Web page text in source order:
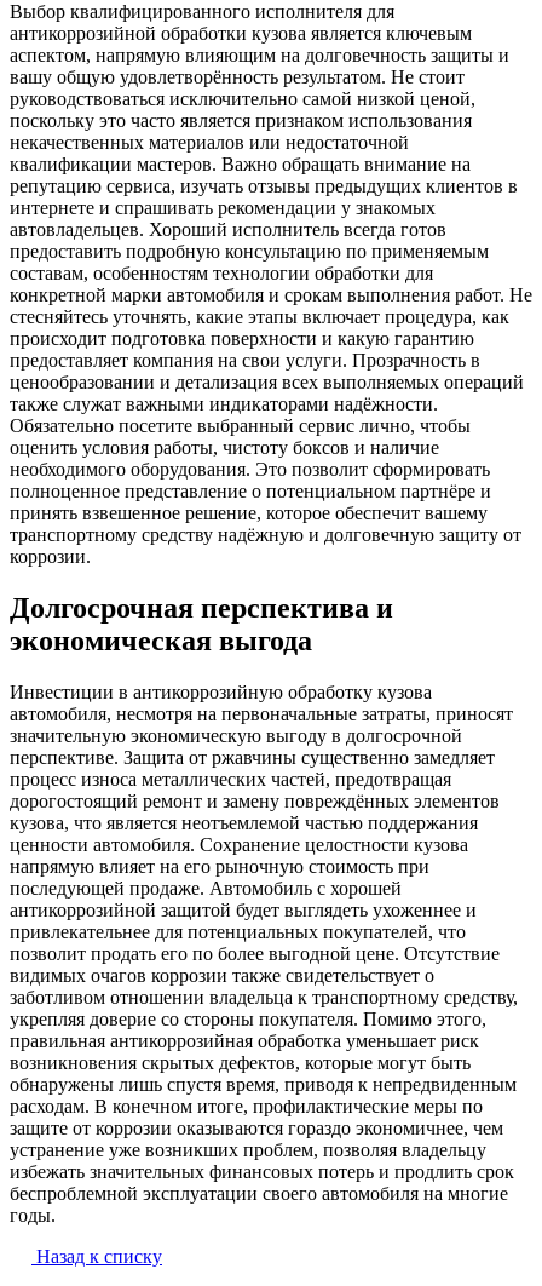
Выбор квалифицированного исполнителя для
антикоррозийной обработки кузова является ключевым
аспектом, напрямую влияющим на долговечность защиты и
вашу общую удовлетворённость результатом. Не стоит
руководствоваться исключительно самой низкой ценой,
поскольку это часто является признаком использования
некачественных материалов или недостаточной
квалификации мастеров. Важно обращать внимание на
репутацию сервиса, изучать отзывы предыдущих клиентов в
интернете и спрашивать рекомендации у знакомых
автовладельцев. Хороший исполнитель всегда готов
предоставить подробную консультацию по применяемым
составам, особенностям технологии обработки для
конкретной марки автомобиля и срокам выполнения работ. Не
стесняйтесь уточнять, какие этапы включает процедура, как
происходит подготовка поверхности и какую гарантию
предоставляет компания на свои услуги. Прозрачность в
ценообразовании и детализация всех выполняемых операций
также служат важными индикаторами надёжности.
Обязательно посетите выбранный сервис лично, чтобы
оценить условия работы, чистоту боксов и наличие
необходимого оборудования. Это позволит сформировать
полноценное представление о потенциальном партнёре и
принять взвешенное решение, которое обеспечит вашему
транспортному средству надёжную и долговечную защиту от
коррозии.
Долгосрочная перспектива и
экономическая выгода
Инвестиции в антикоррозийную обработку кузова
автомобиля, несмотря на первоначальные затраты, приносят
значительную экономическую выгоду в долгосрочной
перспективе. Защита от ржавчины существенно замедляет
процесс износа металлических частей, предотвращая
дорогостоящий ремонт и замену повреждённых элементов
кузова, что является неотъемлемой частью поддержания
ценности автомобиля. Сохранение целостности кузова
напрямую влияет на его рыночную стоимость при
последующей продаже. Автомобиль с хорошей
антикоррозийной защитой будет выглядеть ухоженнее и
привлекательнее для потенциальных покупателей, что
позволит продать его по более выгодной цене. Отсутствие
видимых очагов коррозии также свидетельствует о
заботливом отношении владельца к транспортному средству,
укрепляя доверие со стороны покупателя. Помимо этого,
правильная антикоррозийная обработка уменьшает риск
возникновения скрытых дефектов, которые могут быть
обнаружены лишь спустя время, приводя к непредвиденным
расходам. В конечном итоге, профилактические меры по
защите от коррозии оказываются гораздо экономичнее, чем
устранение уже возникших проблем, позволяя владельцу
избежать значительных финансовых потерь и продлить срок
беспроблемной эксплуатации своего автомобиля на многие
годы.
Назад к списку